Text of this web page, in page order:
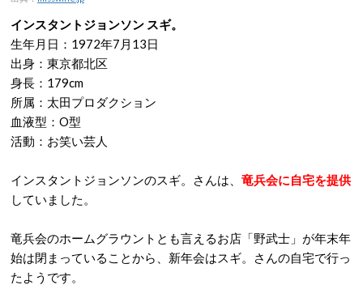
インスタントジョンソン スギ。
生年月日：1972年7月13日
出身：東京都北区
身長：179cm
所属：太田プロダクション
血液型：O型
活動：お笑い芸人
インスタントジョンソンのスギ。さんは、 竜兵会に自宅を提供
していました。
竜兵会のホームグラウントとも言えるお店「野武士」が年末年
始は閉まっていることから、新年会はスギ。さんの自宅で行っ
たようです。